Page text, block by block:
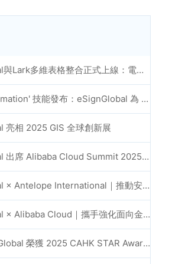
eSignGlobal與Lark多維表格整合正式上線：電子合約簽署歸檔全程自動化
'esign-automation' 技能發布：eSignGlobal 為 OpenClaw 提供自動化電子簽名能力
亮相 2025 GIS 全球創新展
eSignGlobal 出席 Alibaba Cloud Summit 2025 香港站，推動 AI 驅動的雲端創新與數位信任發展
eSignGlobal × Antelope International｜推動安全且由 AI 驅動的數位化工作流程
eSignGlobal × Alibaba Cloud｜攜手強化面向金融科技的全球數位信任
恭喜 eSignGlobal 榮獲 2025 CAHK STAR Award！